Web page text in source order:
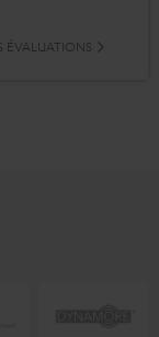
ÉVALUATIONS